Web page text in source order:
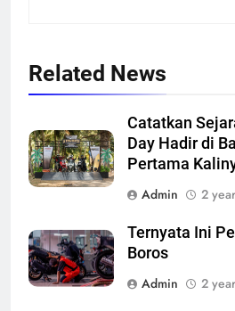
Related News
Catatkan
Day Hadir di
Pertama
Admin
2
Ternyata Ini
Boros
Admin
2